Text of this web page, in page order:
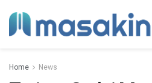
Home News